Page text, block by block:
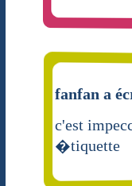
fanfan a
c'est
�tiquette